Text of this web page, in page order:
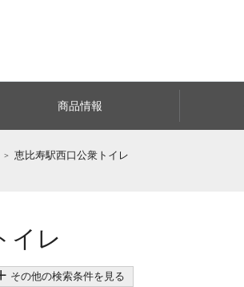
商品情報
恵比寿駅西口公衆トイレ
イレ
その他の検索条件を見る